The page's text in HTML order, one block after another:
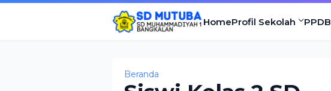
HomeProfil Sekolah PPDB
Beranda